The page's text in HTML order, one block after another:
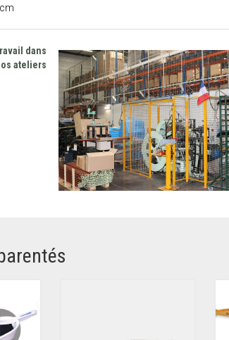
dans
ateliers